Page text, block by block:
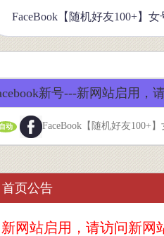
新号---新网站启用，
自动 FaceBook【随机好友100+
首页公告
新网站启用，请访问新网